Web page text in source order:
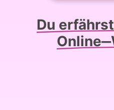
Du erfährst
Online‒